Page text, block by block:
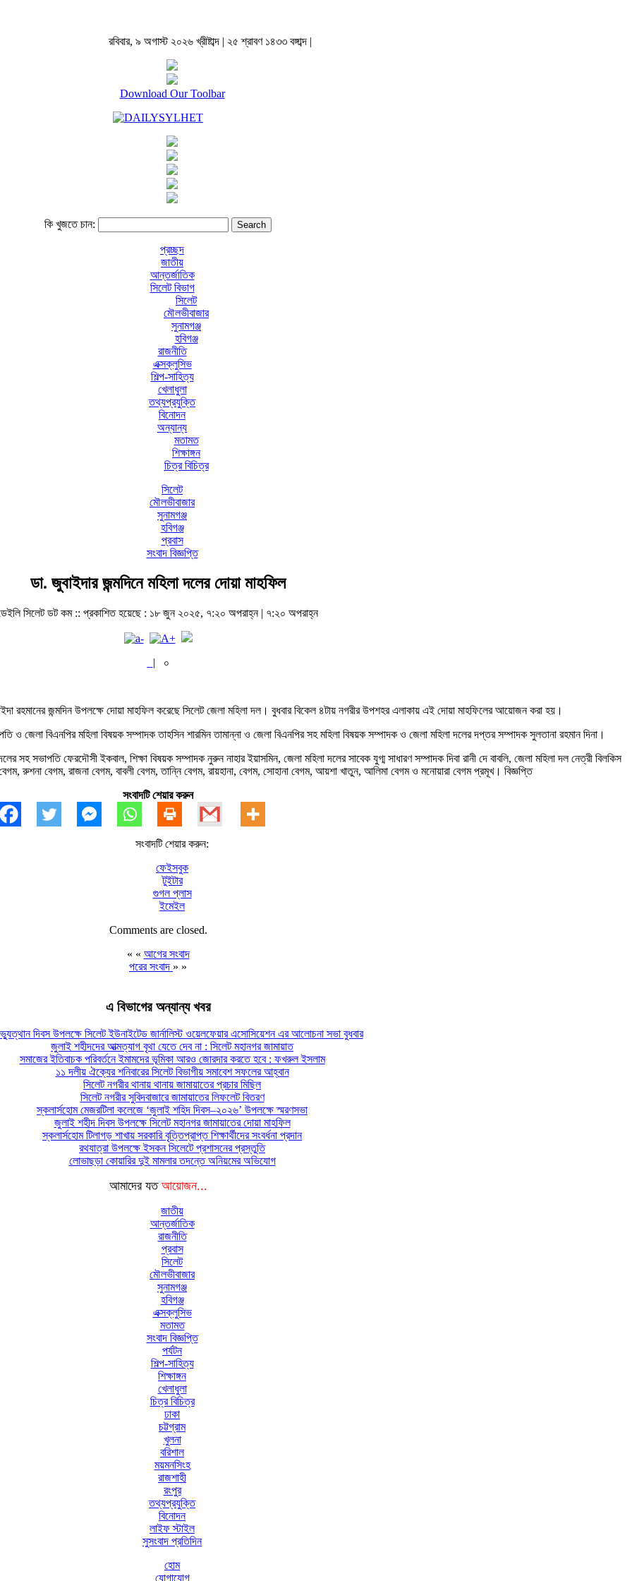
রবিবার, ৯ অগাস্ট ২০২৬ খ্রীষ্টাব্দ | ২৫ শ্রাবণ ১৪৩৩ বঙ্গাব্দ |
Download Our Toolbar
কি খুজতে চান:
প্রচ্ছদ
জাতীয়
আন্তর্জাতিক
সিলেট বিভাগ
সিলেট
মৌলভীবাজার
সুনামগঞ্জ
হবিগঞ্জ
রাজনীতি
এক্সক্লুসিভ
শিল্প-সাহিত্য
খেলাধুলা
তথ্যপ্রযুক্তি
বিনোদন
অন্যান্য
মতামত
শিক্ষাঙ্গন
চিত্র বিচিত্র
সিলেট
মৌলভীবাজার
সুনামগঞ্জ
হবিগঞ্জ
প্রবাস
সংবাদ বিজ্ঞপ্তি
ডা. জুবাইদার জন্মদিনে মহিলা দলের দোয়া মাহফিল
সিলেট ডট কম ::প্রকাশিত হয়েছে : ১৮ জুন ২০২৫, ৭:২০ অপরাহ্ন | ৭:২০ অপরাহ্ন
| ০
রহমানের জন্মদিন উপলক্ষে দোয়া মাহফিল করেছে সিলেট জেলা মহিলা দল। বুধবার বিকেল ৪টায় নগরীর উপশহর এলাকায় এই দোয়া মাহফিলের আয়োজন করা হয়।
ও জেলা বিএনপির মহিলা বিষয়ক সম্পাদক তাহসিন শারমিন তামান্না ও জেলা বিএনপির সহ মহিলা বিষয়ক সম্পাদক ও জেলা মহিলা দলের দপ্তর সম্পাদক সুলতানা রহমান দিনা।
সহ সভাপতি ফেরদৌসী ইকবাল, শিক্ষা বিষয়ক সম্পাদক নুরুন নাহার ইয়াসমিন, জেলা মহিলা দলের সাবেক যুগ্ম সাধারণ সম্পাদক দিবা রানী দে বাবলি, জেলা মহিলা দল নেত্রী বিলকিস
রুশনা বেগম, রাজনা বেগম, বাবলী বেগম, তান্নি বেগম, রায়হানা, বেগম, সোহানা বেগম, আয়শা খাতুন, আলিমা বেগম ও মনোয়ারা বেগম প্রমূখ। বিজ্ঞপ্তি
সংবাদটি শেয়ার করুন
সংবাদটি শেয়ার করুন:
ফেইসবুক
টুইটার
গুগল প্লাস
ইমেইল
Comments are closed.
« « আগের সংবাদ
পরের সংবাদ » »
এ বিভাগের অন্যান্য খবর
দিবস উপলক্ষে সিলেট ইউনাইটেড জার্নালিস্ট ওয়েলফেয়ার এসোসিয়েশন এর আলোচনা সভা বুধবার
জুলাই শহীদদের আত্মত্যাগ বৃথা যেতে দেব না : সিলেট মহানগর জামায়াত
সমাজের ইতিবাচক পরিবর্তনে ইমামদের ভূমিকা আরও জোরদার করতে হবে : ফখরুল ইসলাম
১১ দলীয় ঐক্যের শনিবারের সিলেট বিভাগীয় সমাবেশ সফলের আহ্বান
সিলেট নগরীর থানায় থানায় জামায়াতের প্রচার মিছিল
সিলেট নগরীর সুবিদবাজারে জামায়াতের লিফলেট বিতরণ
স্কলার্সহোম মেজরটিলা কলেজে ‘জুলাই শহিদ দিবস–২০২৬’ উপলক্ষে স্মরণসভা
জুলাই শহীদ দিবস উপলক্ষে সিলেট মহানগর জামায়াতের দোয়া মাহফিল
স্কলার্সহোম টিলাগড় শাখায় সরকারি বৃত্তিপ্রাপ্ত শিক্ষার্থীদের সংবর্ধনা প্রদান
রথযাত্রা উপলক্ষে ইসকন সিলেটে প্রশাসনের প্রস্তুতি
লোভাছড়া কোয়ারির দুই মামলার তদন্তে অনিয়মের অভিযোগ
আমাদের যত আয়োজন...
জাতীয়
আন্তর্জাতিক
রাজনীতি
প্রবাস
সিলেট
মৌলভীবাজার
সুনামগঞ্জ
হবিগঞ্জ
এক্সক্লুসিভ
মতামত
সংবাদ বিজ্ঞপ্তি
পর্যটন
শিল্প-সাহিত্য
শিক্ষাঙ্গন
খেলাধুলা
চিত্র বিচিত্র
ঢাকা
চট্টগ্রাম
খুলনা
বরিশাল
ময়মনসিংহ
রাজশাহী
রংপুর
তথ্যপ্রযুক্তি
বিনোদন
লাইফ স্টাইল
সুসংবাদ প্রতিদিন
হোম
যোগাযোগ